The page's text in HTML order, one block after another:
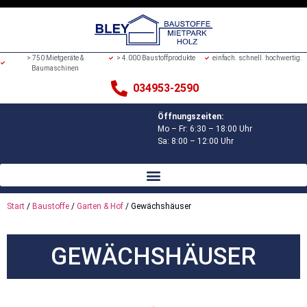
> 750 Mietgeräte &
Baumaschinen
> 4.000 Baustoffprodukte einfach. schnell. hochwertig.
034953-2590
Öffnungszeiten:
Mo – Fr: 6:30 – 18:00 Uhr
Sa: 8:00 – 12:00 Uhr
Start / Baustoffe / Garten & Hof / Gewächshäuser
GEWÄCHSHÄUSER